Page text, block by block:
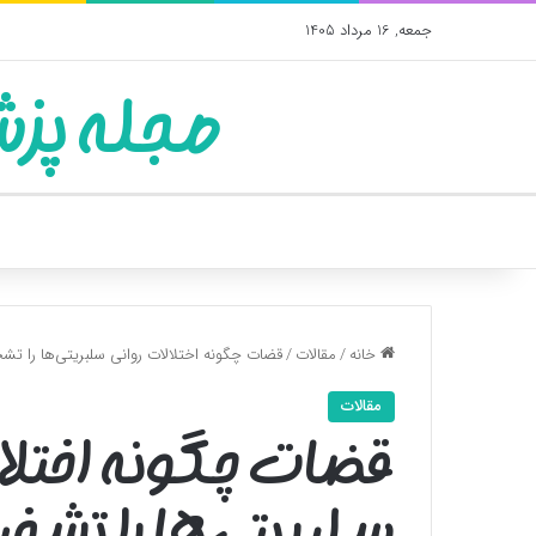
جمعه, 16 مرداد 1405
مجله
خانه/مقالات/قضات چگونه اختلالات روانی سلبریتی‌ها
مقالات
قضات چگونه